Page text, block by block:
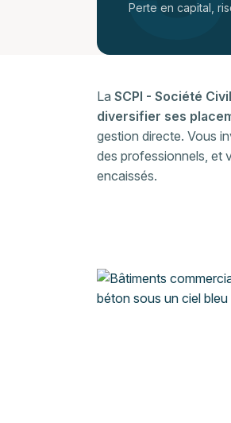
Perte en capital,
La SCPI - Société
diversifier ses
gestion directe. Vous
des professionnels, et
encaissés.